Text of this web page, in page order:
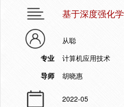
基于深度强化
从聪
专业
计算机应用技术
导师
胡晓惠
2022-05